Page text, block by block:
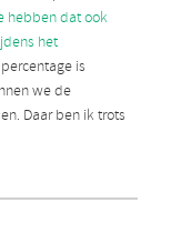
hebben dat ook
het
is
we de
Daar ben ik trots